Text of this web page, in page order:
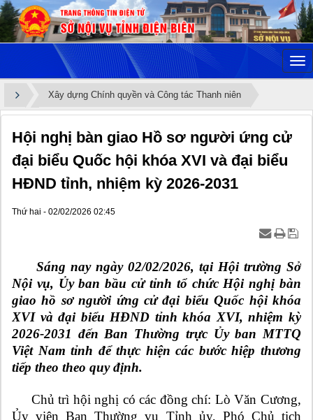
Xây dựng Chính quyền và Công tác Thanh niên
Hội nghị bàn giao Hồ sơ người ứng cử
đại biểu Quốc hội khóa XVI và đại biểu
HĐND tỉnh, nhiệm kỳ 2026-2031
Thứ hai - 02/02/2026 02:45
Sáng nay ngày 02/02/2026, tại Hội trường Sở
Nội vụ, Ủy ban bầu cử tỉnh tổ chức Hội nghị bàn
giao hồ sơ người ứng cử đại biểu Quốc hội khóa
XVI và đại biểu HĐND tỉnh khóa XVI, nhiệm kỳ
2026-2031 đến Ban Thường trực Ủy ban MTTQ
Việt Nam tỉnh để thực hiện các bước hiệp thương
tiếp theo theo quy định.
Chủ trì hội nghị có các đồng chí: Lò Văn Cương,
Ủy viên Ban Thường vụ Tỉnh ủy, Phó Chủ tịch